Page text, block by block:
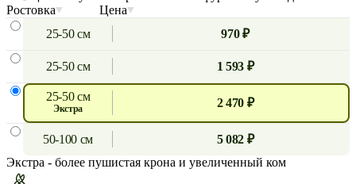
Ростовка
Цена
25-50 см
970 ₽
25-50 см 1 593 ₽
25-50 см
экстра 2 470 ₽
50-100 см
5 082 ₽
Экстра - более пушистая крона и увеличенный ком